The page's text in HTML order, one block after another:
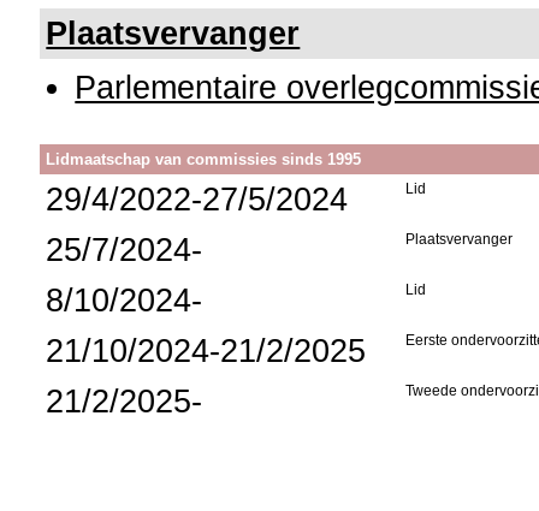
Plaatsvervanger
Parlementaire
Lidmaatschap van commissies sinds 1995
29/4/2022-27/5/2024 Lid
25/7/2024- Plaatsvervanger
8/10/2024- Lid
21/10/2024-21/2/2025 Eerste
21/2/2025- Tweede